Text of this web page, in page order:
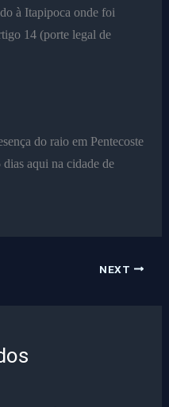
à Itapipoca onde foi
14 (porte legal de
do raio em Pentecoste
aqui na cidade de
NEXT